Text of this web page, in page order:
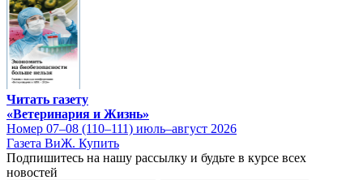
Читать газету
«Ветеринария и Жизнь»
Номер 07–08 (110–111) июль–август 2026
Газета ВиЖ. Купить
Подпишитесь на нашу рассылку и будьте в курсе всех
новостей